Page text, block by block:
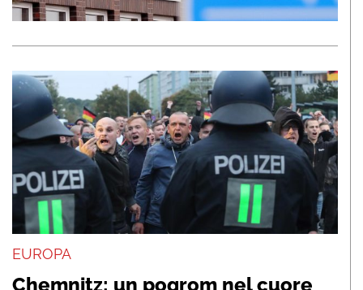
EUROPA
Chemnitz: un pogrom nel cuore